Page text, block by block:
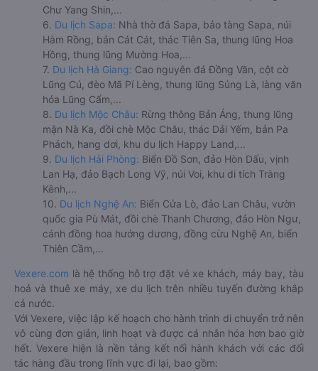
Chư Yang Shin,...
6. Du lịch Sapa: Nhà thờ đá Sapa, bảo tàng Sapa, núi
Hàm Rồng, bản Cát Cát, thác Tiên Sa, thung lũng Hoa
Hồng, thung lũng Mường Hoa,...
7. Du lịch Hà Giang: Cao nguyên đá Đồng Văn, cột cờ
Lũng Cú, đèo Mã Pí Lèng, thung lũng Sủng Là, làng văn
hóa Lũng Cẩm,...
8. Du lịch Mộc Châu: Rừng thông Bản Áng, thung lũng
mận Nà Ka, đồi chè Mộc Châu, thác Dải Yếm, bản Pa
Phách, hang dơi, khu du lịch Happy Land,...
9. Du lịch Hải Phòng: Biển Đồ Sơn, đảo Hòn Dấu, vịnh
Lan Hạ, đảo Bạch Long Vỹ, núi Voi, khu di tích Tràng
Kênh,...
10. Du lịch Nghệ An: Biển Cửa Lò, đảo Lan Châu, vườn
quốc gia Pù Mát, đồi chè Thanh Chương, đảo Hòn Ngư,
cánh đồng hoa hướng dương, đồng cừu Nghệ An, biển
Thiên Cầm,...
Vexere.com là hệ thống hỗ trợ đặt vé xe khách, máy bay, tàu
hoả và thuê xe máy, xe du lịch trên nhiều tuyến đường khắp
cả nước.
Với Vexere, việc lập kế hoạch cho hành trình di chuyển trở nên
vô cùng đơn giản, linh hoạt và được cá nhân hóa hơn bao giờ
hết. Vexere hiện là nền tảng kết nối hành khách với các đối
tác hàng đầu trong lĩnh vực đi lại, bao gồm: